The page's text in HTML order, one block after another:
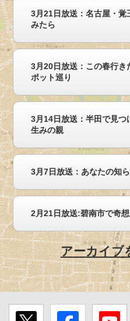
3月21日放送：名古屋・覚
みたら
3月20日放送：この春行き
ポット巡り
3月14日放送：半田で見
生みの親
3月7日放送：あなたの知
2月21日放送:碧南市で奇
アーカイブ